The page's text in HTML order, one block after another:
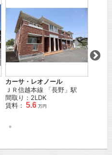
カーサ・レオノール
ＪＲ信越本線 「長野 」駅
間取り：2LDK
賃料： 5.6 万円